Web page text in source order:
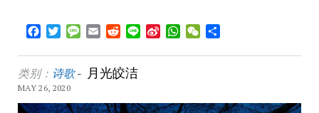
Facebook
TwitterMessage
EmailReddit
LineSinaWhatsApp
WeChatShare
类别： 诗歌- 月光皎洁
MAY 26, 2020